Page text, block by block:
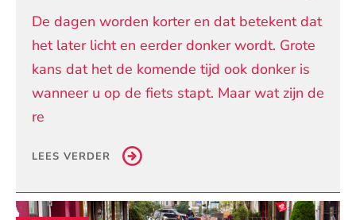
De dagen worden korter en dat betekent dat
het later licht en eerder donker wordt. Grote
kans dat het de komende tijd ook donker is
wanneer u op de fiets stapt. Maar wat zijn de
re
LEES VERDER